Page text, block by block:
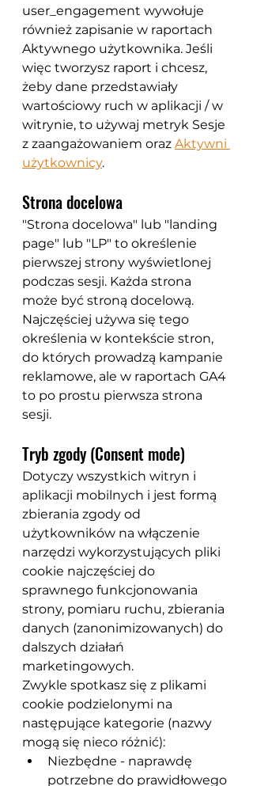
user_engagement wywołuje
również zapisanie w raportach
Aktywnego użytkownika. Jeśli
więc tworzysz raport i chcesz,
żeby dane przedstawiały
wartościowy ruch w aplikacji / w
witrynie, to używaj metryk Sesje
z zaangażowaniem oraz Aktywni
użytkownicy.
Strona docelowa
"Strona docelowa" lub "landing
page" lub "LP" to określenie
pierwszej strony wyświetlonej
podczas sesji. Każda strona
może być stroną docelową.
Najczęściej używa się tego
określenia w kontekście stron,
do których prowadzą kampanie
reklamowe, ale w raportach GA4
to po prostu pierwsza strona
sesji.
Tryb zgody (Consent mode)
Dotyczy wszystkich witryn i
aplikacji mobilnych i jest formą
zbierania zgody od
użytkowników na włączenie
narzędzi wykorzystujących pliki
cookie najczęściej do
sprawnego funkcjonowania
strony, pomiaru ruchu, zbierania
danych (zanonimizowanych) do
dalszych działań
marketingowych.
Zwykle spotkasz się z plikami
cookie podzielonymi na
następujące kategorie (nazwy
mogą się nieco różnić):
Niezbędne - naprawdę
potrzebne do prawidłowego